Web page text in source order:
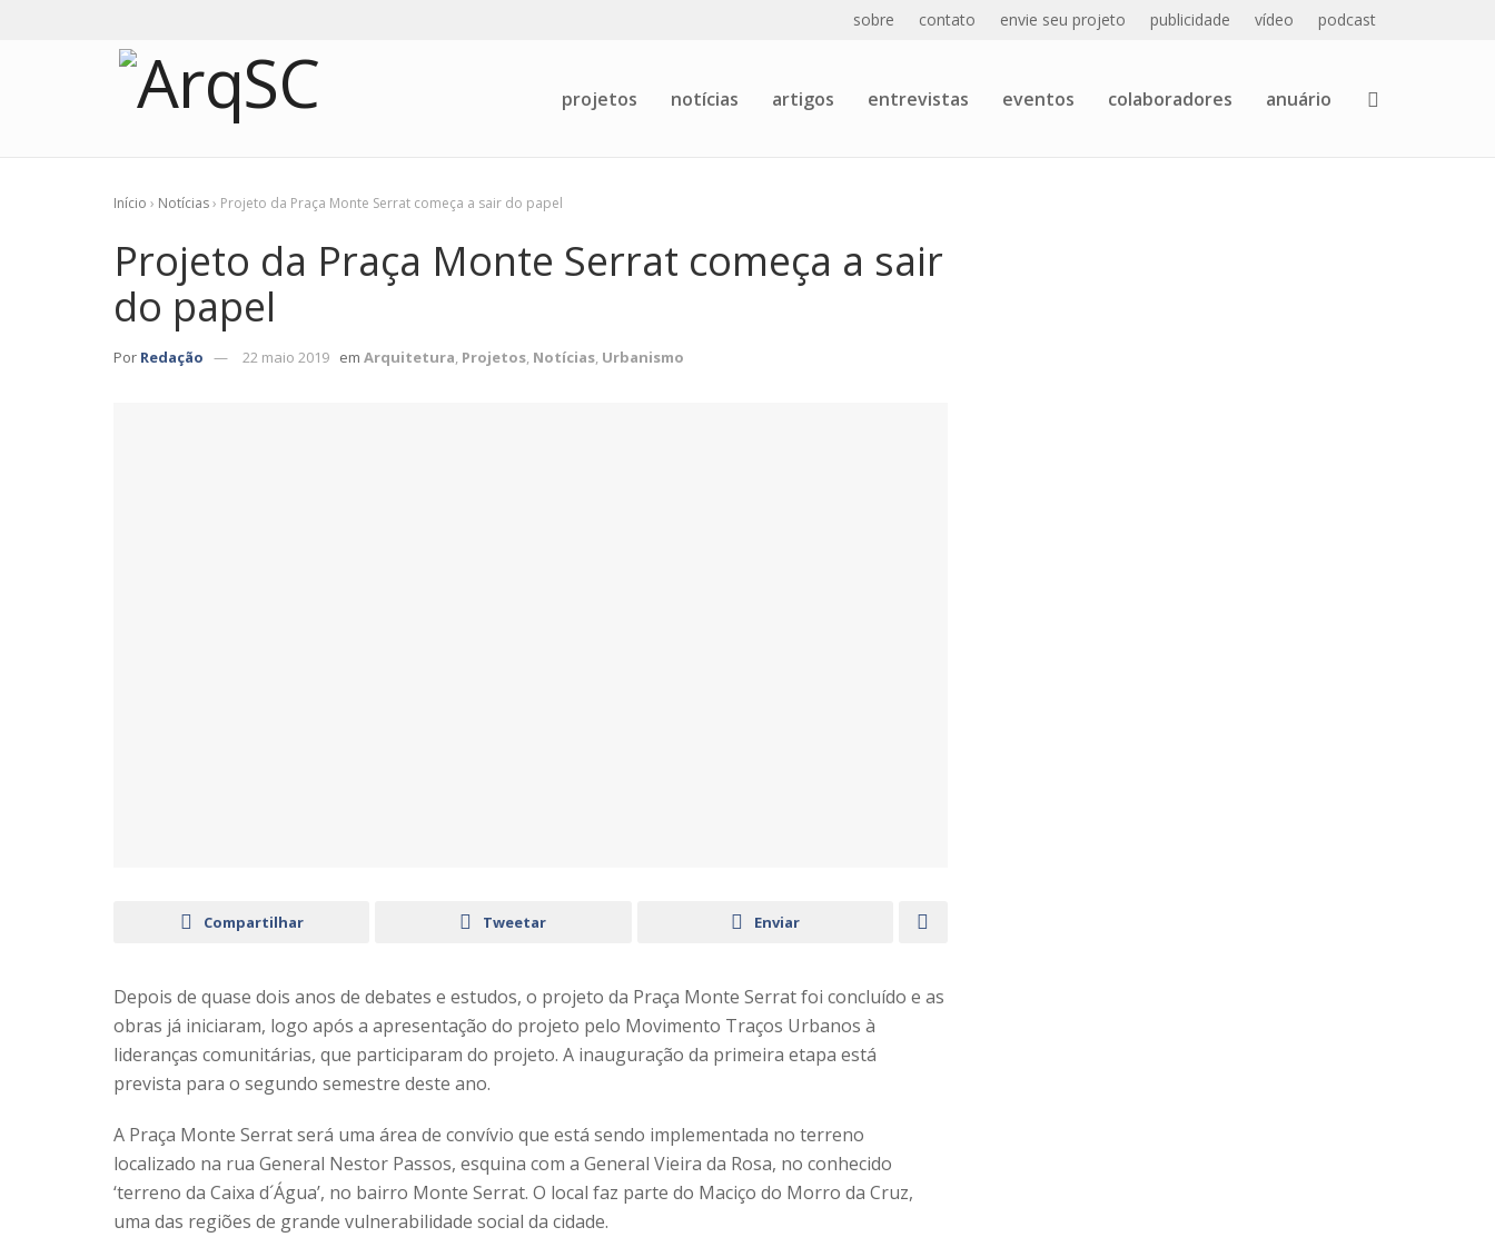
sobre contato envie seu projeto publicidade vídeo podcast
projetos notícias artigos entrevistas eventos colaboradores anuário
Início › Notícias› Projeto da Praça Monte Serrat começa a sair do papel
Projeto da Praça Monte Serrat começa a sair
do papel
Por Redação 22 maio 2019 em Arquitetura, Projetos, Notícias, Urbanismo
Compartilhar Tweetar Enviar
Depois de quase dois anos de debates e estudos, o projeto da Praça Monte Serrat foi concluído e as
obras já iniciaram, logo após a apresentação do projeto pelo Movimento Traços Urbanos à
lideranças comunitárias, que participaram do projeto. A inauguração da primeira etapa está
prevista para o segundo semestre deste ano.
A Praça Monte Serrat será uma área de convívio que está sendo implementada no terreno
localizado na rua General Nestor Passos, esquina com a General Vieira da Rosa, no conhecido
‘terreno da Caixa d´Água’, no bairro Monte Serrat. O local faz parte do Maciço do Morro da Cruz,
uma das regiões de grande vulnerabilidade social da cidade.